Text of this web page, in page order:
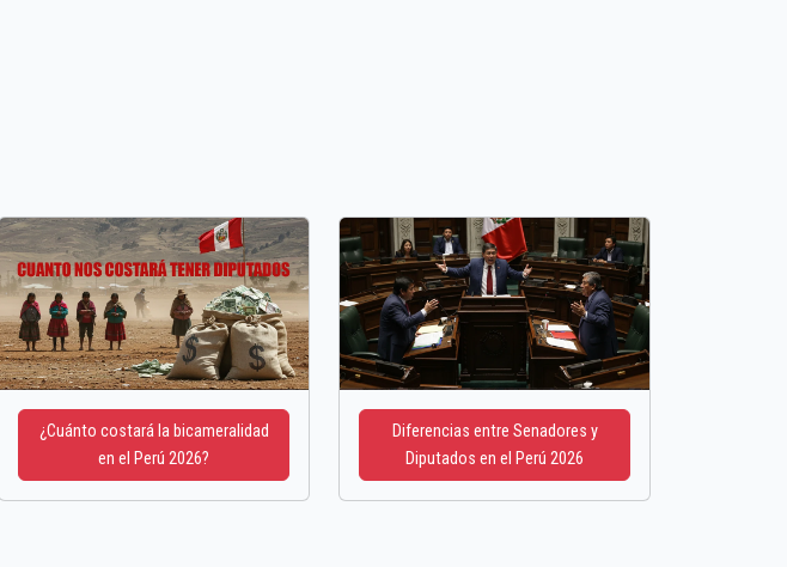
¿Cuánto costará la bicameralidad
en el Perú 2026?
Diferencias entre Senadores y
Diputados en el Perú 2026